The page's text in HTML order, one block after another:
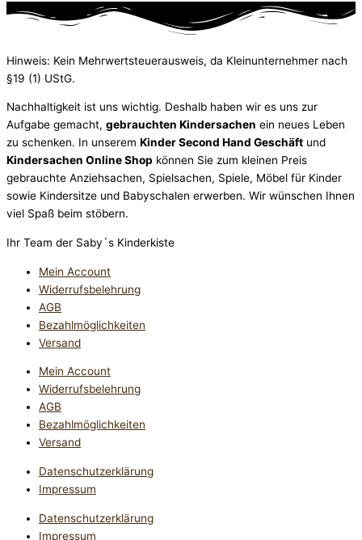
Hinweis: Kein Mehrwertsteuerausweis, da Kleinunternehmer nach
§19 (1) UStG.
Nachhaltigkeit ist uns wichtig. Deshalb haben wir es uns zur
Aufgabe gemacht, gebrauchten Kindersachen ein neues Leben
zu schenken. In unserem Kinder Second Hand Geschäft und
Kindersachen Online Shop können Sie zum kleinen Preis
gebrauchte Anziehsachen, Spiel­sachen, Spiele, Möbel für Kinder
sowie Kindersitze und Babyschalen erwerben. Wir wünschen Ihnen
viel Spaß beim stöbern.
Ihr Team der Saby´s Kinderkiste
Mein Account
Widerrufsbelehrung
AGB
Bezahlmöglichkeiten
Versand
Mein Account
Widerrufsbelehrung
AGB
Bezahlmöglichkeiten
Versand
Datenschutzerklärung
Impressum
Datenschutzerklärung
Impressum